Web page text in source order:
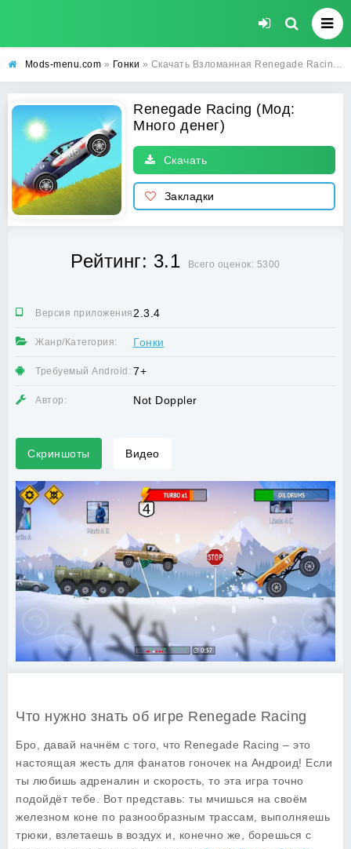
Mods-menu.com » Гонки » Скачать Взломанная Renegade Racing на Андроид (Много денег) бесплатно
Renegade Racing (Мод:
Много денег)
Скачать
Закладки
Рейтинг: 3.1 Всего оценок: 5300
Версия приложения:2.3.4
Жанр/Категория: Гонки
Требуемый Android: 7+
Автор: Not Doppler
Скриншоты Видео
Что нужно знать об игре Renegade Racing
Бро, давай начнём с того, что Renegade Racing – это
настоящая жесть для фанатов гоночек на Андроид! Если
ты любишь адреналин и скорость, то эта игра точно
подойдёт тебе. Вот представь: ты мчишься на своём
железном коне по разнообразным трассам, выполняешь
трюки, взлетаешь в воздух и, конечно же, борешься с